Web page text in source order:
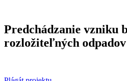
Predchádzanie vzniku
rozložiteľných odpadov